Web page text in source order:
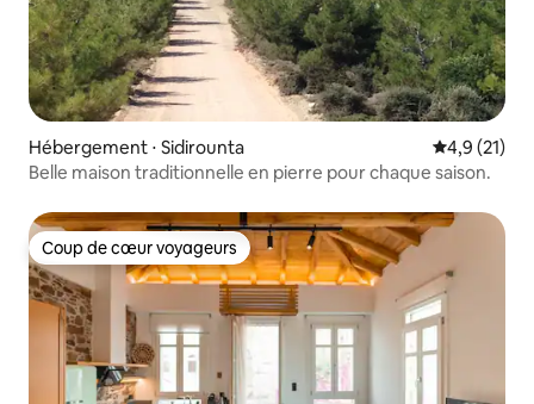
Hébergement ⋅ Sidirounta Évaluation
4,9 (21)
Belle maison traditionnelle en pierre pour chaque saison.
Coup de cœur voyageurs
Coup de cœur voyageurs